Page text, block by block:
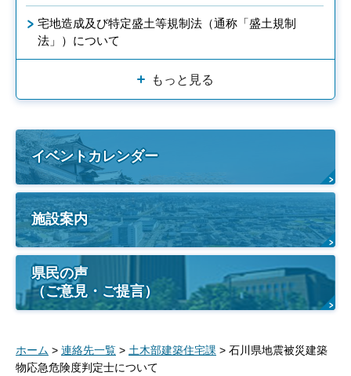
宅地造成及び特定盛土等規制法（通称「盛土規制
法」）について
もっと見る
イベントカレンダー
施設案内
県民の声
（ご意見・ご提言）
ホーム > 連絡先一覧 > 土木部建築住宅課 > 石川県地震被災建築
物応急危険度判定士について